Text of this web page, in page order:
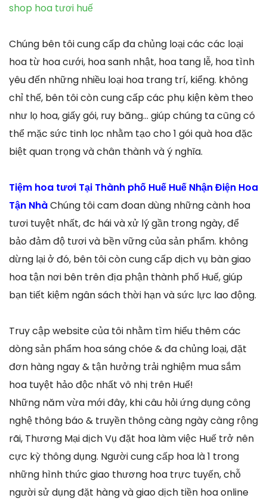
shop hoa tươi huế
Chúng bên tôi cung cấp đa chủng loại các các loại
hoa từ hoa cưới, hoa sanh nhật, hoa tang lễ, hoa tình
yêu đến những nhiều loại hoa trang trí, kiểng. không
chỉ thế, bên tôi còn cung cấp các phụ kiện kèm theo
như lọ hoa, giấy gói, ruy băng… giúp chúng ta cũng có
thể mặc sức tinh lọc nhằm tạo cho 1 gói quà hoa đặc
biệt quan trọng và chân thành và ý nghĩa.
Tiệm hoa tươi Tại Thành phố Huế Huế Nhận Điện Hoa
Tận NhàChúng tôi cam đoan dùng những cành hoa
tươi tuyệt nhất, đc hái và xử lý gần trong ngày, để
bảo đảm độ tươi và bền vững của sản phẩm. không
dừng lại ở đó, bên tôi còn cung cấp dịch vụ bàn giao
hoa tận nơi bên trên địa phận thành phố Huế, giúp
bạn tiết kiệm ngân sách thời hạn và sức lực lao động.
Truy cập website của tôi nhằm tìm hiểu thêm các
dòng sản phẩm hoa sáng chóe & đa chủng loại, đặt
đơn hàng ngay & tận hưởng trải nghiệm mua sắm
hoa tuyệt hảo độc nhất vô nhị trên Huế!
Những năm vừa mới đây, khi câu hỏi ứng dụng công
nghệ thông báo & truyền thông càng ngày càng rộng
rãi, Thương Mại dịch Vụ đặt hoa làm việc Huế trở nên
cực kỳ thông dụng. Người cung cấp hoa là 1 trong
những hình thức giao thương hoa trực tuyến, chỗ
người sử dụng đặt hàng và giao dịch tiền hoa online